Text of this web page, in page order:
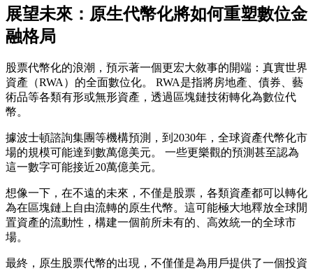
展望未來：原生代幣化將如何重塑數位金
融格局
股票代幣化的浪潮，預示著一個更宏大敘事的開端：真實世界
資產（RWA）的全面數位化。 RWA是指將房地產、債券、藝
術品等各類有形或無形資產，透過區塊鏈技術轉化為數位代
幣。
據波士頓諮詢集團等機構預測，到2030年，全球資產代幣化市
場的規模可能達到數萬億美元。 一些更樂觀的預測甚至認為
這一數字可能接近20萬億美元。
想像一下，在不遠的未來，不僅是股票，各類資產都可以轉化
為在區塊鏈上自由流轉的原生代幣。這可能極大地釋放全球閒
置資產的流動性，構建一個前所未有的、高效統一的全球市
場。
最終，原生股票代幣的出現，不僅僅是為用戶提供了一個投資